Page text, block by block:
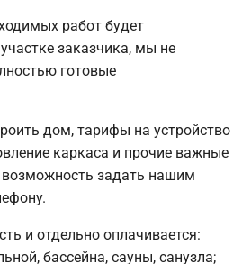
работ будет
заказчика, мы не
готовые
дом, тарифы на устройство
каркаса и прочие важные
задать нашим
и отдельно оплачивается:
бассейна, сауны, санузла;